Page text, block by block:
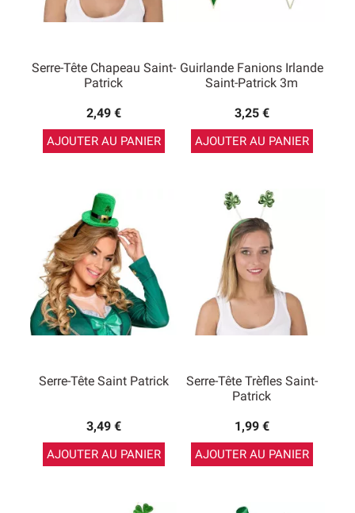
Serre-Tête Chapeau Saint-
Patrick
2,49 €
AJOUTER AU PANIER
Guirlande Fanions Irlande
Saint-Patrick 3m
3,25 €
AJOUTER AU PANIER
Serre-Tête Saint Patrick
3,49 €
AJOUTER AU PANIER
Serre-Tête Trèfles Saint-
Patrick
1,99 €
AJOUTER AU PANIER